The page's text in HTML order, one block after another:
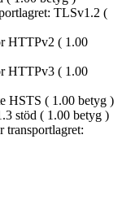
TLSv1.2 (
HTTPv2 ( 1.00
HTTPv3 ( 1.00
HSTS ( 1.00 betyg )
stöd ( 1.00 betyg )
transportlagret: